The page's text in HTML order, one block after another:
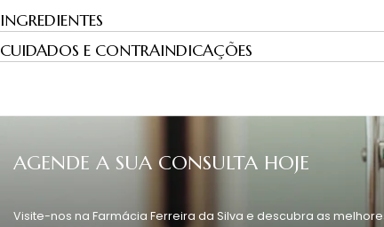
INGREDIENTES
CUIDADOS E CONTRAINDICAÇÕES
AGENDE A SUA CONSULTA HOJE
Visite-nos na Farmácia Ferreira da Silva e descubra as